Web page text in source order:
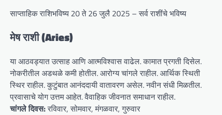
साप्ताहिक राशिभविष्य 20 ते 26 जुलै 2025 – सर्व राशींचे भविष्य
मेष राशी (Aries)
या आठवड्यात उत्साह आणि आत्मविश्वास वाढेल. कामात प्रगती दिसेल.
नोकरीतील अडथळे कमी होतील. आरोग्य चांगले राहील. आर्थिक स्थिती
स्थिर राहील. कुटुंबात आनंददायी वातावरण असेल. नवीन संधी मिळतील.
प्रवासाचे योग उत्तम आहेत. वैवाहिक जीवनात समाधान राहील.
चांगले दिवस:रविवार, सोमवार, मंगळवार, गुरुवार